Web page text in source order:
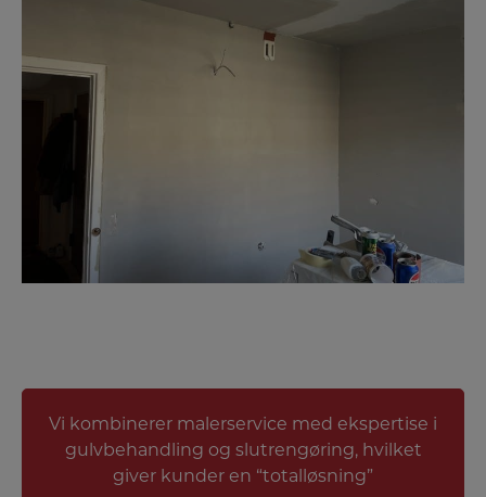
Vi kombinerer malerservice med ekspertise i
gulvbehandling og slutrengøring, hvilket
giver kunder en “totalløsning”